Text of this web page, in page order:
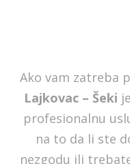
Ako vam zatreba
Lajkovac – Šeki
profesionalnu
na to da li ste
nezgodu ili